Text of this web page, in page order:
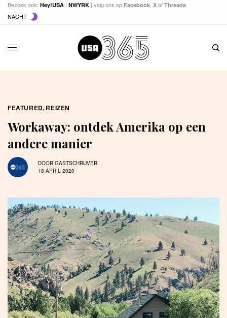
Bezoek ook:Hey!USA |NWYRK | volg ons op Facebook ,X ofThreads
NACHT
FEATURED,REIZEN
Workaway: ontdek Amerika op een
andere manier
DOOR GASTSCHRIJVER
18 APRIL 2020